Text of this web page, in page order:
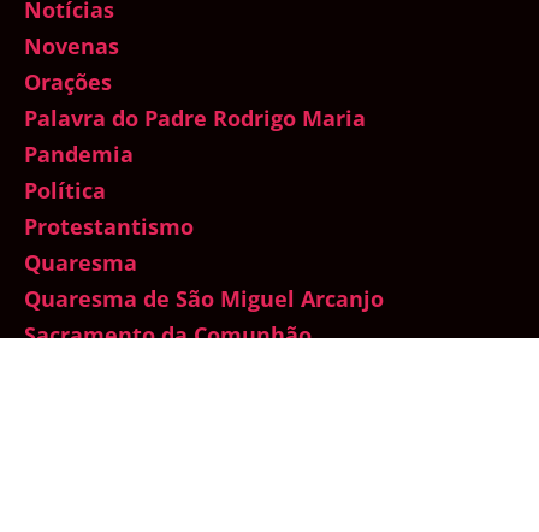
Notícias
Novenas
Orações
Palavra do Padre Rodrigo Maria
Pandemia
Política
Protestantismo
Quaresma
Quaresma de São Miguel Arcanjo
Sacramento da Comunhão